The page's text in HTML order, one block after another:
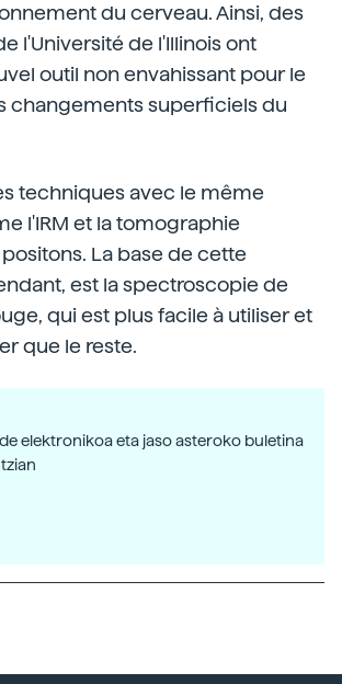
du cerveau. Ainsi, des
l'Université de l'Illinois ont
outil non envahissant pour le
changements superficiels du
techniques avec le même
l'IRM et la tomographie
La base de cette
est la spectroscopie de
qui est plus facile à utiliser et
que le reste.
elektronikoa eta jaso asteroko buletina